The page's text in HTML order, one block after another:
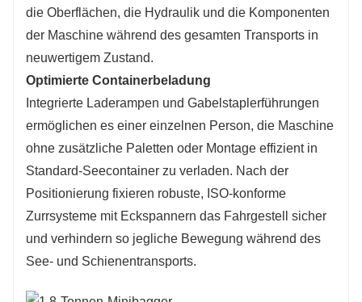
die Oberflächen, die Hydraulik und die Komponenten
der Maschine während des gesamten Transports in
neuwertigem Zustand.
Optimierte Containerbeladung
Integrierte Laderampen und Gabelstaplerführungen
ermöglichen es einer einzelnen Person, die Maschine
ohne zusätzliche Paletten oder Montage effizient in
Standard-Seecontainer zu verladen. Nach der
Positionierung fixieren robuste, ISO-konforme
Zurrsysteme mit Eckspannern das Fahrgestell sicher
und verhindern so jegliche Bewegung während des
See- und Schienentransports.